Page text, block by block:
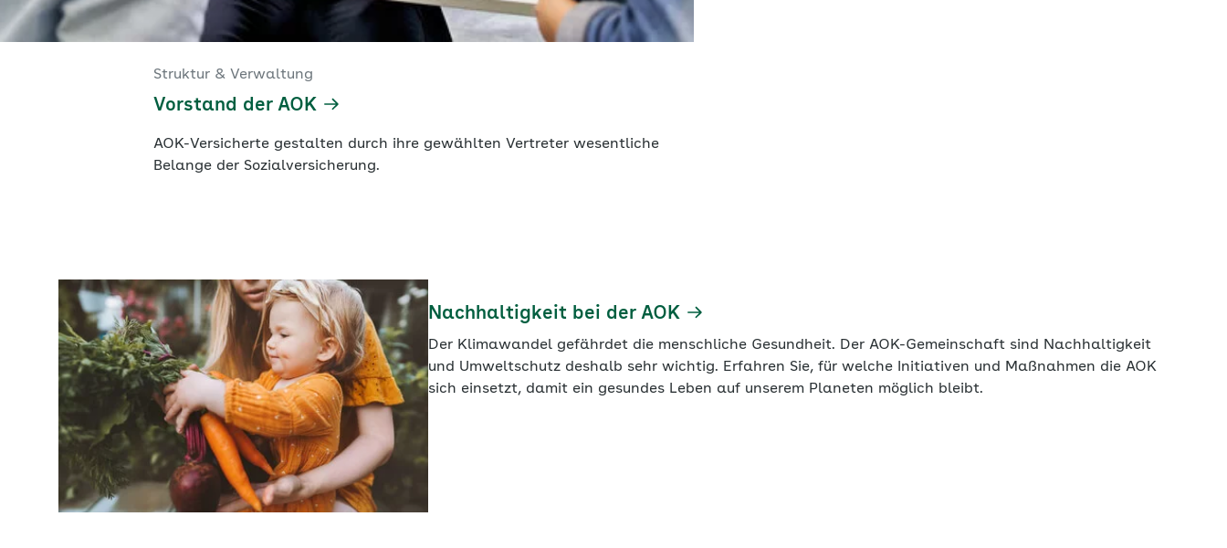
Struktur & Verwaltung
Vorstand der AOK
AOK-Versicherte gestalten durch ihre gewählten Vertreter wesentliche
Belange der Sozialversicherung.
Nachhaltigkeit bei der AOK
Der Klimawandel gefährdet die menschliche Gesundheit. Der AOK-Gemeinschaft sind Nachhaltigkeit
und Umweltschutz deshalb sehr wichtig. Erfahren Sie, für welche Initiativen und Maßnahmen die AOK
sich einsetzt, damit ein gesundes Leben auf unserem Planeten möglich bleibt.